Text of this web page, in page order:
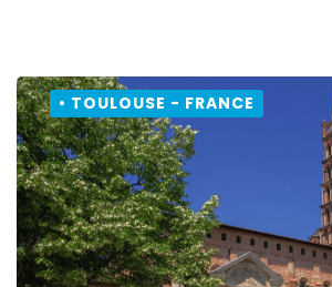
• TOULOUSE - FRANCE